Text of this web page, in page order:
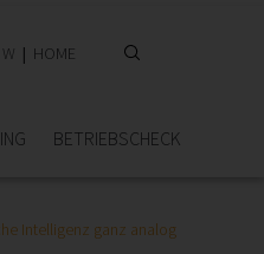
W HOME
BETRIEBSCHECK
Intelligenz ganz analog